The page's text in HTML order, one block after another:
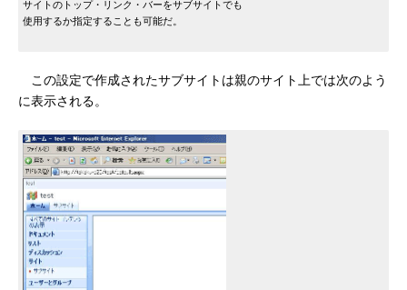
サイトのトップ・リンク・バーをサブサイトでも
使用するか指定することも可能だ。
この設定で作成されたサブサイトは親のサイト上では次のよう
に表示される。